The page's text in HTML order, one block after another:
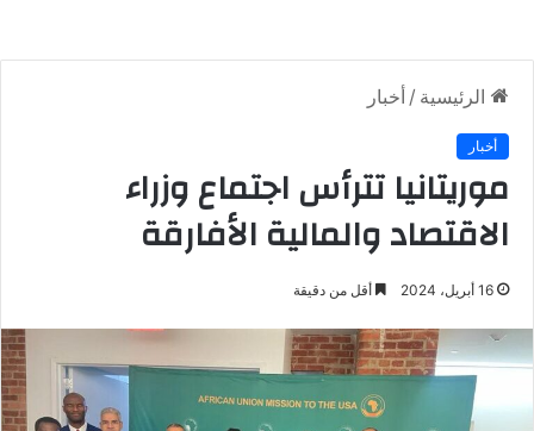
الرئيسية / أخبار
أخبار
موريتانيا تترأس اجتماع وزراء
الاقتصاد والمالية الأفارقة
16 أبريل، 2024 أقل من دقيقة